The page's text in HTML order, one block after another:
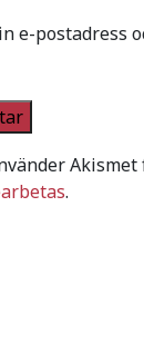
e-postadress
.